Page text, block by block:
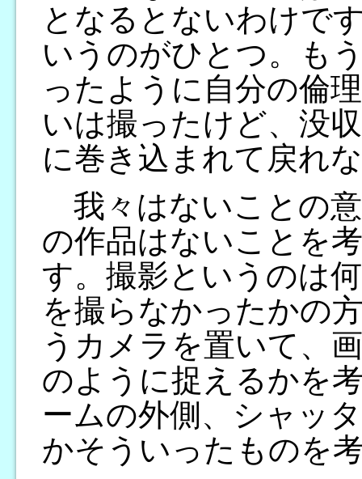
となるとないわけで
いうのがひとつ。も
ったように自分の倫
いは撮ったけど、没
に巻き込まれて戻れ
我々はないことの
の作品はないことを
す。撮影というのは
を撮らなかったかの
うカメラを置いて、
のように捉えるかを
ームの外側、シャッ
かそういったものを